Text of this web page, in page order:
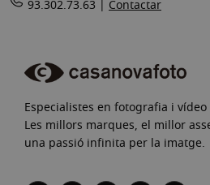
93.302.73.63 | Contactar
Especialistes en fotografia i vídeo
Les millors marques, el millor
una passió infinita per la imatge.